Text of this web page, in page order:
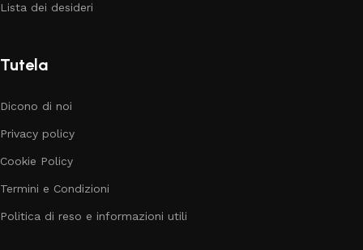
Lista dei desideri
Tutela
Dicono di noi
Privacy policy
Cookie Policy
Termini e Condizioni
Politica di reso e informazioni utili